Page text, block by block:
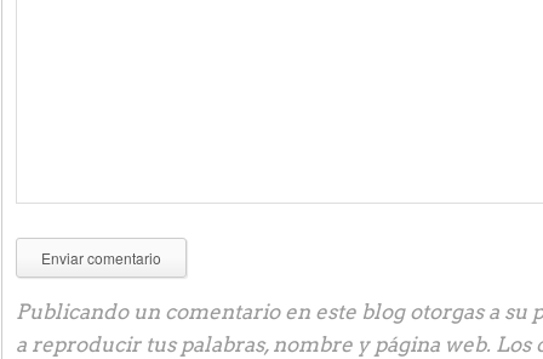
Publicando un comentario en este blog otorgas a su
a reproducir tus palabras, nombre y página web. Los